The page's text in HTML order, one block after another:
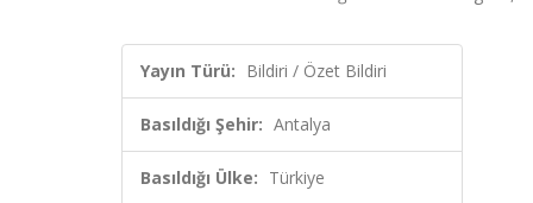
Yayın Türü: Bildiri / Özet Bildiri
Basıldığı Şehir: Antalya
Basıldığı Ülke: Türkiye